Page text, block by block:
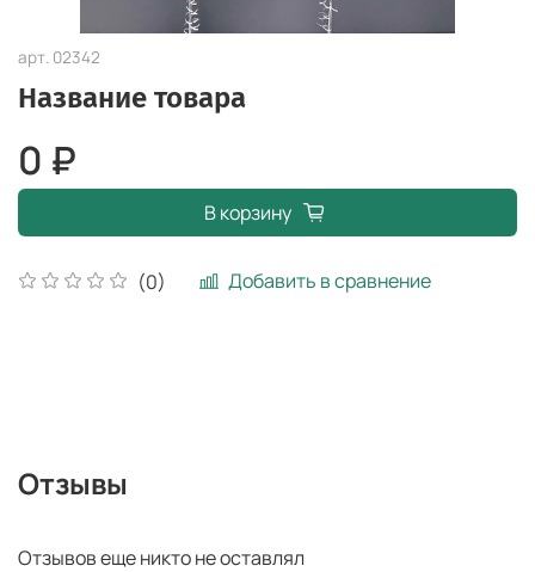
арт. 02342
Название товара
(0) Добавить в сравнение
0 ₽
В корзину
Отзывы
Отзывов еще никто не оставлял